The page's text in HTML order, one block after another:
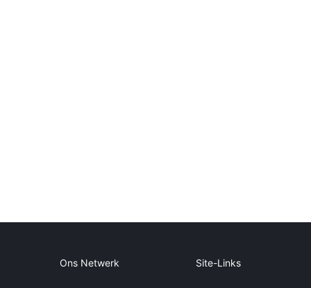
Ons Netwerk Site-Links